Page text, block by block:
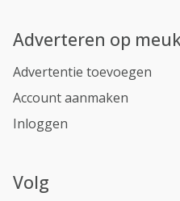
Adverteren op
Advertentie toevoegen
Account aanmaken
Inloggen
Volg